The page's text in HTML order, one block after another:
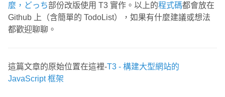
麼，どっち部份改版使用 T3 實作。以上的程式碼都會放在
Github 上（含簡單的 TodoList），如果有什麼建議或想法
都歡迎聊聊。
這篇文章的原始位置在這裡-T3 - 構建大型網站的
JavaScript 框架